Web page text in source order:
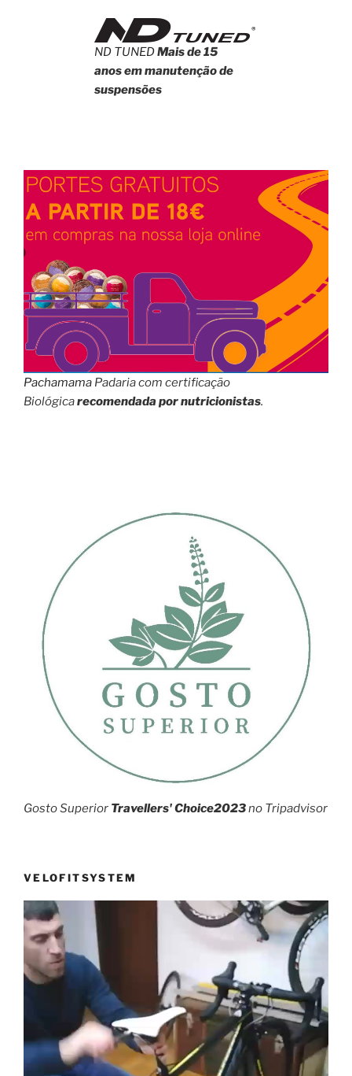
ND TUNEDMais de 15
anos em manutenção de
suspensões
Pachamama Padaria com certificação
Biológicarecomendada por nutricionistas.
Gosto Superior Travellers' Choice2023no Tripadvisor
VELOFITSYSTEM
Reprodutor
de
vídeo